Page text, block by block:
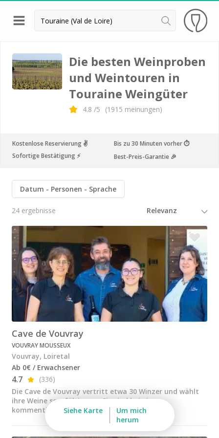
Zurück
Weingüter & Weinprobe Angers
Weingüter & Weinprobe Chinon
Weingüter & Weinprobe Nantes
Weingüter & Weinprobe Sancerre
Weingüter & Weinprobe Touraine
Weingüter & Weinprobe Vouvray
Weingüter & Weinprobe Amboise
Weingüter & Weinprobe Blois
Weingüter & Weinprobe Bordeaux
Weingüter & Weinprobe Beaujolais
Weingüter & Weinprobe Burgund
Champagnerhäuser & Verkostungen Champagner
Weingüter & Weinprobe Corse
Destillerien & Weinkeller Cognac
Destillerien & Weinkeller Calvados
Weingüter & Weinprobe Elsass
Weingüter & Weinprobe Jura
Weingüter & Weinprobe Languedoc Roussillon
Rumbrennereien & Destillerien Martinique
Die besten Weinproben
und Weintouren in
Touraine Weingüter
4.8 /5 (1915 meinungen)
Kostenlose Reservierung ✌️
Bis zu 30 Minuten vorher ⏱
Sofortige Bestätigung ⚡️
Best-Preis-Garantie 🎉
Datum Personen Sprache
24 ergebnisse
Cave de Vouvray
VOUVRAY MOUSSEUX
Vouvray, Loiretal
Ab 0€ / Erwachsener
4.7
(336)
Die Cave de Vouvray vertritt etwa 30 Winzer und wählt
ihre Weine sorgfältig aus. Sie sind bei einer
kommentierten Weinprobe zu finden
Siehe Karte
Um mich
herum